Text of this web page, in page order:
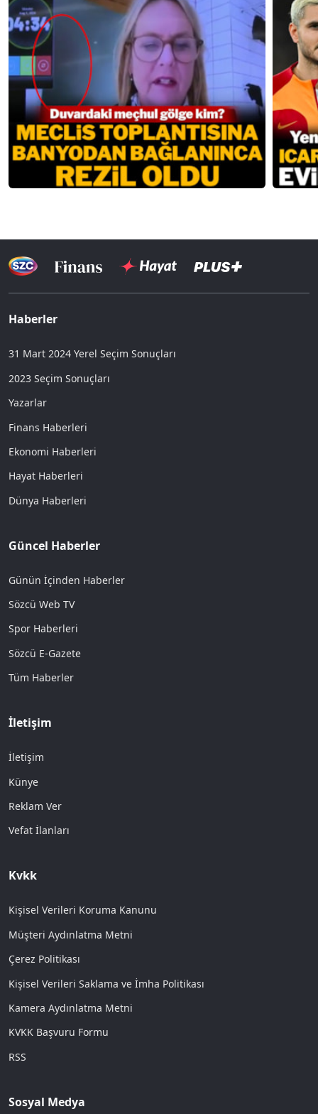
Haberler
31 Mart 2024 Yerel Seçim Sonuçları
2023 Seçim Sonuçları
Yazarlar
Finans Haberleri
Ekonomi Haberleri
Hayat Haberleri
Dünya Haberleri
Güncel Haberler
Günün İçinden Haberler
Sözcü Web TV
Spor Haberleri
Sözcü E-Gazete
Tüm Haberler
İletişim
İletişim
Künye
Reklam Ver
Vefat İlanları
Kvkk
Kişisel Verileri Koruma Kanunu
Müşteri Aydınlatma Metni
Çerez Politikası
Kişisel Verileri Saklama ve İmha Politikası
Kamera Aydınlatma Metni
KVKK Başvuru Formu
RSS
Sosyal Medya